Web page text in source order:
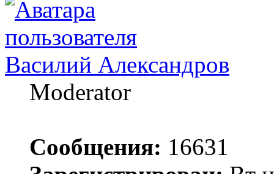
Василий Александров
Moderator
Сообщения: 16631